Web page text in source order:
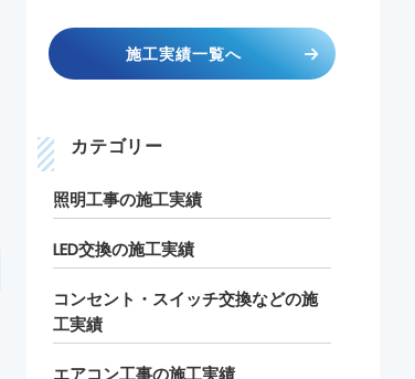
施工実績一覧へ
カテゴリー
照明工事の施工実績
LED交換の施工実績
コンセント・スイッチ交換などの施
工実績
エアコン工事の施工実績